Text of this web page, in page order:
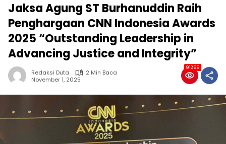
Jaksa Agung ST Burhanuddin Raih
Penghargaan CNN Indonesia Awards
2025 “Outstanding Leadership in
Advancing Justice and Integrity”
Redaksi Duta
2 Min Baca
November 1, 2025
91269